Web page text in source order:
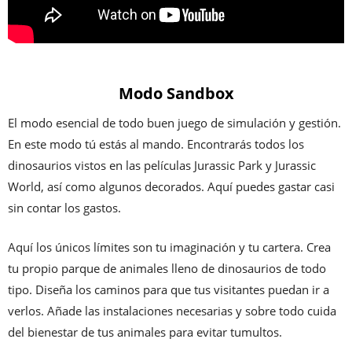
Modo Sandbox
El modo esencial de todo buen juego de simulación y gestión.
En este modo tú estás al mando. Encontrarás todos los
dinosaurios vistos en las películas Jurassic Park y Jurassic
World, así como algunos decorados. Aquí puedes gastar casi
sin contar los gastos.
Aquí los únicos límites son tu imaginación y tu cartera. Crea
tu propio parque de animales lleno de dinosaurios de todo
tipo. Diseña los caminos para que tus visitantes puedan ir a
verlos. Añade las instalaciones necesarias y sobre todo cuida
del bienestar de tus animales para evitar tumultos.